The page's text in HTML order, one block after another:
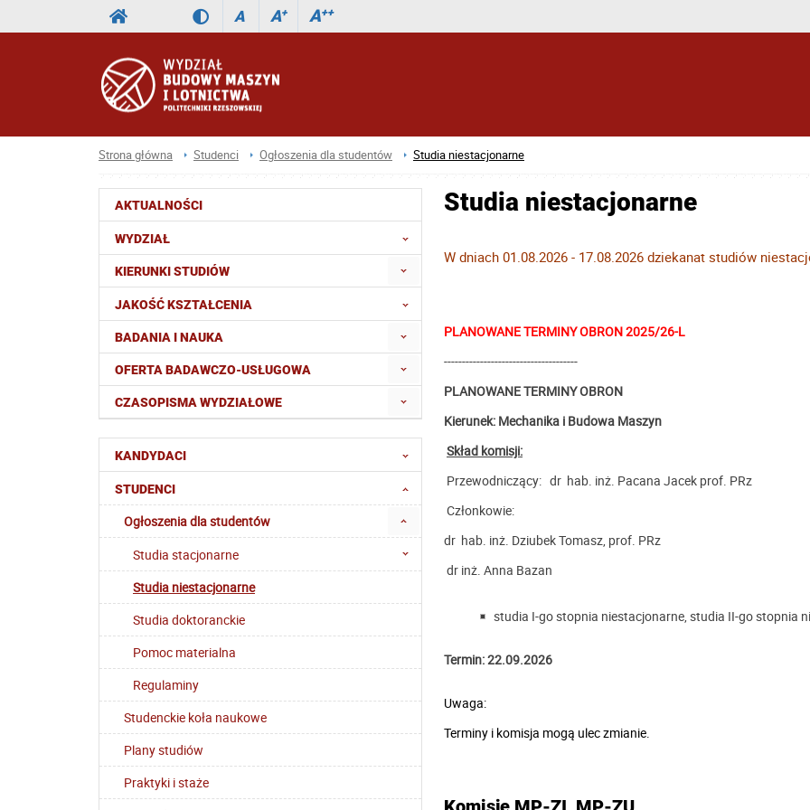
A A+ A++
Strona główna Studenci Ogłoszenia dla studentów Studia niestacjonarne
AKTUALNOŚCI
WYDZIAŁ
KIERUNKI STUDIÓW
JAKOŚĆ KSZTAŁCENIA
BADANIA I NAUKA
OFERTA BADAWCZO-USŁUGOWA
CZASOPISMA WYDZIAŁOWE
KANDYDACI
STUDENCI
Ogłoszenia dla studentów
Studia stacjonarne
Studia niestacjonarne
Studia doktoranckie
Pomoc materialna
Regulaminy
Studenckie koła naukowe
Plany studiów
Praktyki i staże
Studia niestacjonarne
W dniach 01.08.2026 - 17.08.2026 dziekanat studiów
PLANOWANE TERMINY OBRON 2025/26-L
-------------------------------------
PLANOWANE TERMINY OBRON
Kierunek: Mechanika i Budowa Maszyn
Skład komisji:
Przewodniczący: dr hab. inż. Pacana Jacek prof. PRz
Członkowie:
dr hab. inż. Dziubek Tomasz, prof. PRz
dr inż. Anna Bazan
studia I-go stopnia niestacjonarne, studia II-go stopnia
Termin: 22.09.2026
Uwaga:
Terminy i komisja mogą ulec zmianie.